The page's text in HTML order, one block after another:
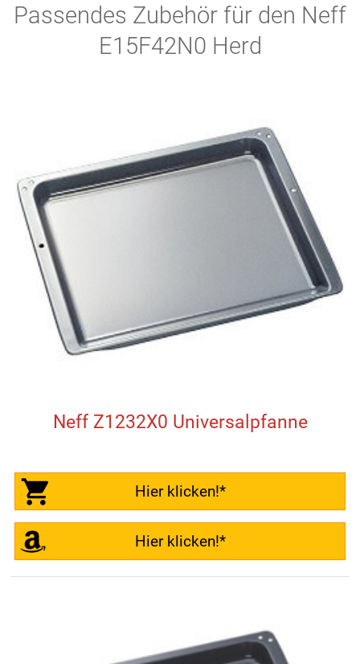
Passendes Zubehör für den Neff
E15F42N0 Herd
Neff Z1232X0 Universalpfanne
Hier klicken!*
Hier klicken!*